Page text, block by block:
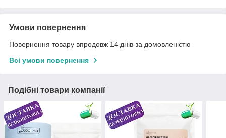
Умови повернення
Повернення товару впродовж 14 днів за домовленістю
Всі умови повернення
Подібні товари компанії